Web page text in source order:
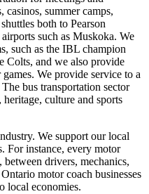
casinos, summer camps,
both to Pearson
such as Muskoka. We
such as the IBL champion
Colts, and we also provide
We provide service to a
bus transportation sector
culture and sports
We support our local
For instance, every motor
drivers, mechanics,
motor coach businesses
local economies.